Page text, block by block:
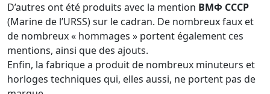
D’autres ont été produits avec la mention ВМФ CCCP
(Marine de l’URSS) sur le cadran. De nombreux faux et
de nombreux « hommages » portent également ces
mentions, ainsi que des ajouts.
Enfin, la fabrique a produit de nombreux minuteurs et
horloges techniques qui, elles aussi, ne portent pas de